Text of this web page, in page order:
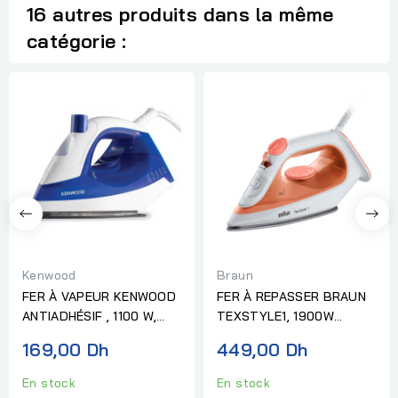
16 autres produits dans la même
catégorie :
Kenwood
FER À VAPEUR KENWOOD
ANTIADHÉSIF , 1100 W,
169,00 Dh
En stock
Braun
FER À REPASSER BRAUN
TEXSTYLE1, 1900W
449,00 Dh
En stock